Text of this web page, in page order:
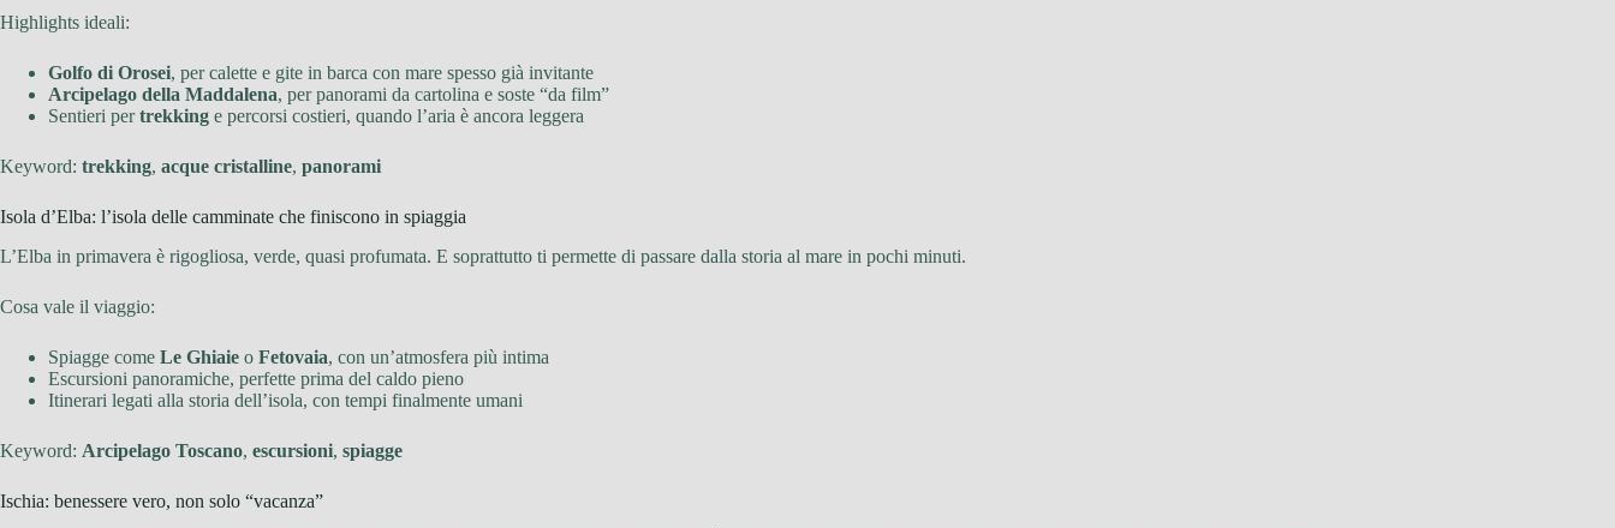
Highlights ideali:
Golfo di Orosei, per calette e gite in barca con mare spesso già invitante
Arcipelago della Maddalena, per panorami da cartolina e soste “da film”
Sentieri pertrekking e percorsi costieri, quando l’aria è ancora leggera
Keyword: trekking, acque cristalline, panorami
Isola d’Elba: l’isola delle camminate che finiscono in spiaggia
L’Elba in primavera è rigogliosa, verde, quasi profumata. E soprattutto ti permette di passare dalla storia al mare in pochi minuti.
Cosa vale il viaggio:
Spiagge come Le Ghiaie o Fetovaia, con un’atmosfera più intima
Escursioni panoramiche, perfette prima del caldo pieno
Itinerari legati alla storia dell’isola, con tempi finalmente umani
Keyword: Arcipelago Toscano, escursioni, spiagge
Ischia: benessere vero, non solo “vacanza”